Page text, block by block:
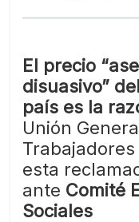
El precio
disuasivo”
país es la
Unión
esta
ante Comité
Sociales